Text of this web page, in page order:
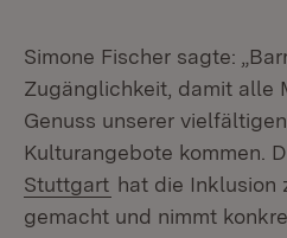
Simone Fischer sagte:
Zugänglichkeit, damit alle
Genuss unserer
Kulturangebote kommen.
Stuttgart (Öffnet in neuem
hat die Inklusion
gemacht und nimmt